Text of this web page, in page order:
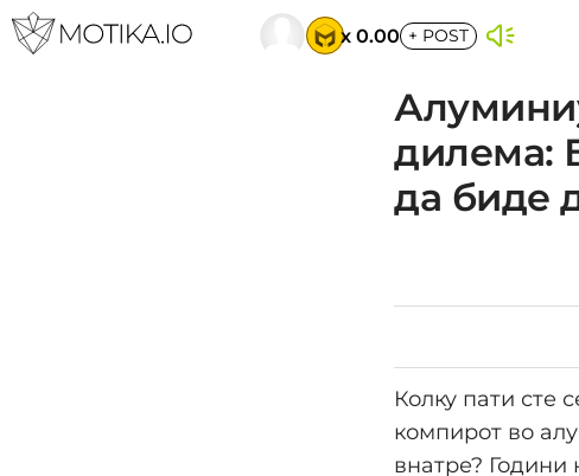
x 0.00 + POST
дилема:
да биде
Колку пати сте
компирот во
внатре?